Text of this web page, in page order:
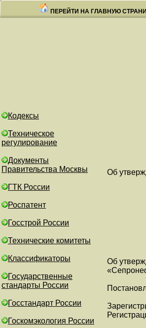
ПЕРЕЙТИ НА ГЛАВНУЮ
Кодексы
Техническое
регулирование
Документы
Правительства Москвы
ГТК России
Роспатент
Госстрой России
Технические комитеты
Классификаторы
Государственные
стандарты России
Госстандарт России
Госкомэкология России
Об
Об